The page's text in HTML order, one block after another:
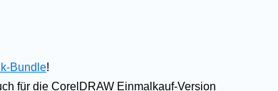
Bundle!
für die CorelDRAW Einmalkauf-Version